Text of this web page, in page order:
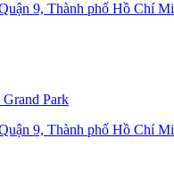
9, Thành phố Hồ Chí
Park
9, Thành phố Hồ Chí